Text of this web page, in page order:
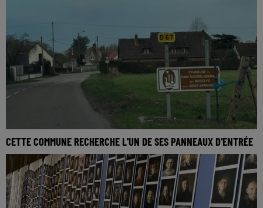
CETTE COMMUNE RECHERCHE L'UN DE SES PANNEAUX D'ENTRÉE